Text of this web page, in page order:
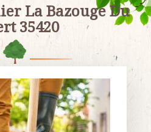
La Bazouge Du
35420